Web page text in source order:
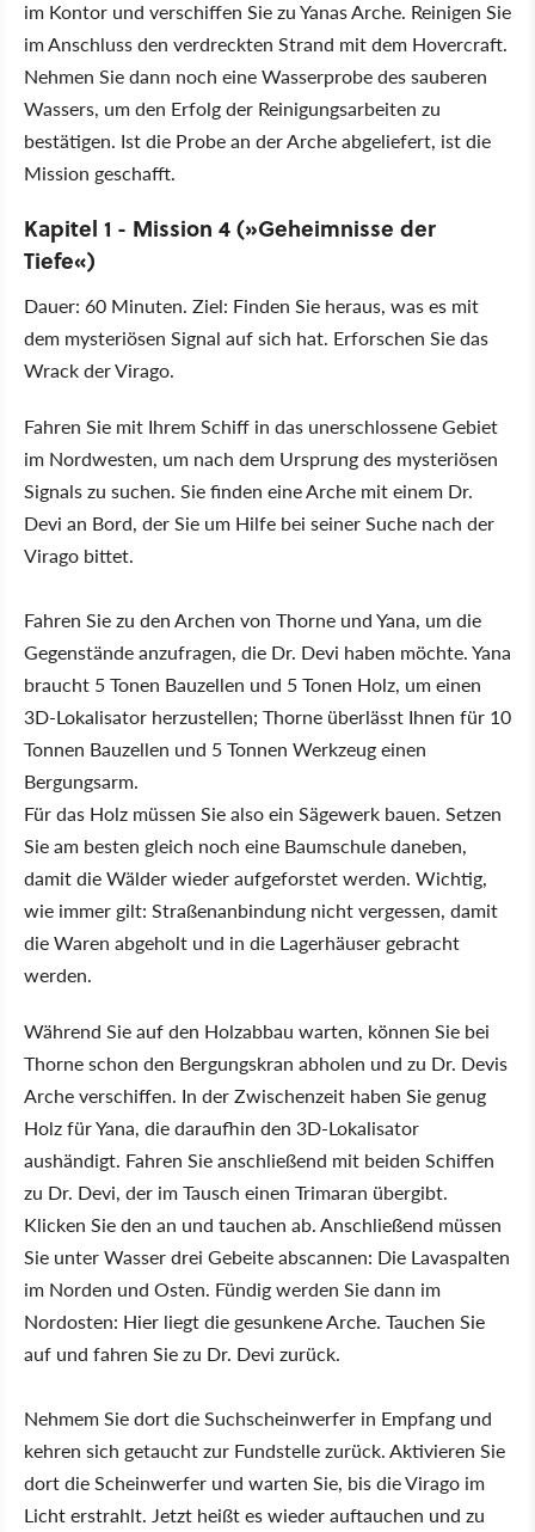
im Kontor und verschiffen Sie zu Yanas Arche. Reinigen Sie
im Anschluss den verdreckten Strand mit dem Hovercraft.
Nehmen Sie dann noch eine Wasserprobe des sauberen
Wassers, um den Erfolg der Reinigungsarbeiten zu
bestätigen. Ist die Probe an der Arche abgeliefert, ist die
Mission geschafft.
Kapitel 1 - Mission 4 (»Geheimnisse der
Tiefe«)
Dauer: 60 Minuten. Ziel: Finden Sie heraus, was es mit
dem mysteriösen Signal auf sich hat. Erforschen Sie das
Wrack der Virago.
Fahren Sie mit Ihrem Schiff in das unerschlossene Gebiet
im Nordwesten, um nach dem Ursprung des mysteriösen
Signals zu suchen. Sie finden eine Arche mit einem Dr.
Devi an Bord, der Sie um Hilfe bei seiner Suche nach der
Virago bittet.
Fahren Sie zu den Archen von Thorne und Yana, um die
Gegenstände anzufragen, die Dr. Devi haben möchte. Yana
braucht 5 Tonen Bauzellen und 5 Tonen Holz, um einen
3D-Lokalisator herzustellen; Thorne überlässt Ihnen für 10
Tonnen Bauzellen und 5 Tonnen Werkzeug einen
Bergungsarm.
Für das Holz müssen Sie also ein Sägewerk bauen. Setzen
Sie am besten gleich noch eine Baumschule daneben,
damit die Wälder wieder aufgeforstet werden. Wichtig,
wie immer gilt: Straßenanbindung nicht vergessen, damit
die Waren abgeholt und in die Lagerhäuser gebracht
werden.
Während Sie auf den Holzabbau warten, können Sie bei
Thorne schon den Bergungskran abholen und zu Dr. Devis
Arche verschiffen. In der Zwischenzeit haben Sie genug
Holz für Yana, die daraufhin den 3D-Lokalisator
aushändigt. Fahren Sie anschließend mit beiden Schiffen
zu Dr. Devi, der im Tausch einen Trimaran übergibt.
Klicken Sie den an und tauchen ab. Anschließend müssen
Sie unter Wasser drei Gebeite abscannen: Die Lavaspalten
im Norden und Osten. Fündig werden Sie dann im
Nordosten: Hier liegt die gesunkene Arche. Tauchen Sie
auf und fahren Sie zu Dr. Devi zurück.
Nehmem Sie dort die Suchscheinwerfer in Empfang und
kehren sich getaucht zur Fundstelle zurück. Aktivieren Sie
dort die Scheinwerfer und warten Sie, bis die Virago im
Licht erstrahlt. Jetzt heißt es wieder auftauchen und zu